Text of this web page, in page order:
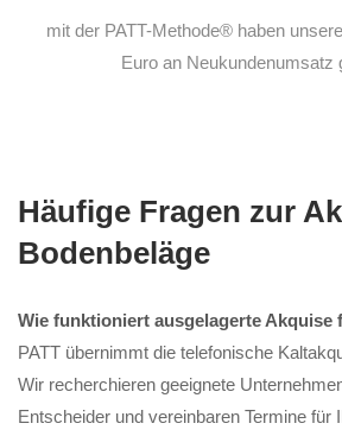
mit der PATT-Methode® haben
Euro an Neukundenumsatz
Häufige Fragen zur
Bodenbeläge
Wie funktioniert ausgelagerte Akquise
PATT übernimmt die telefonische
Wir recherchieren geeignete
Entscheider und vereinbaren Termine für